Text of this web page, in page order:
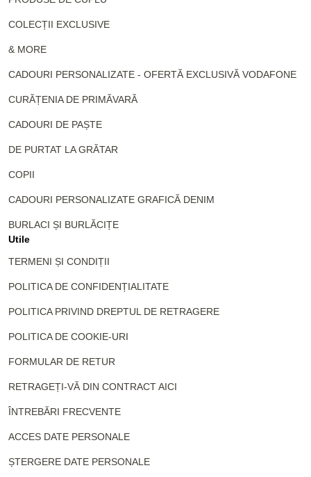
COLECȚII EXCLUSIVE
& MORE
CADOURI PERSONALIZATE - OFERTĂ EXCLUSIVĂ VODAFONE
CURĂȚENIA DE PRIMĂVARĂ
CADOURI DE PAȘTE
DE PURTAT LA GRĂTAR
COPII
CADOURI PERSONALIZATE GRAFICĂ DENIM
BURLACI ȘI BURLĂCIȚE
Utile
TERMENI ȘI CONDIȚII
POLITICA DE CONFIDENȚIALITATE
POLITICA PRIVIND DREPTUL DE RETRAGERE
POLITICA DE COOKIE-URI
FORMULAR DE RETUR
RETRAGEȚI-VĂ DIN CONTRACT AICI
ÎNTREBĂRI FRECVENTE
ACCES DATE PERSONALE
ȘTERGERE DATE PERSONALE